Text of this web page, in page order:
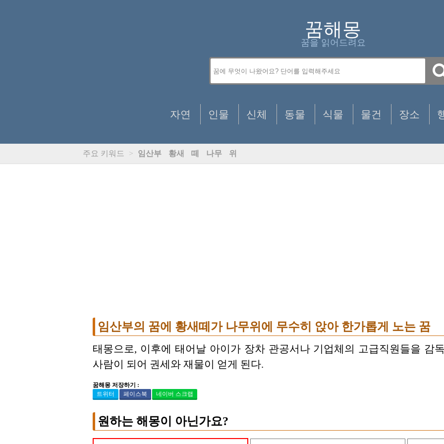
꿈해몽
꿈을 읽어드려요
자연 인물 신체 동물 식물 물건 장소
주요 키워드 > 임산부 황새 떼 나무 위
임산부의 꿈에 황새떼가 나무위에 무수히 앉아 한가롭게 노는 꿈
태몽으로, 이후에 태어날 아이가 장차 관공서나 기업체의 고급직원들을 감
사람이 되어 권세와 재물이 얻게 된다.
꿈해몽 저장하기 :
트위터
페이스북 네이버 스크랩
원하는 해몽이 아닌가요?